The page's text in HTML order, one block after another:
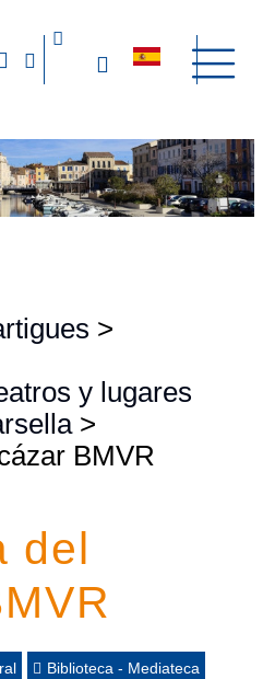
>
y lugares
>
BMVR
del
Biblioteca - Mediateca